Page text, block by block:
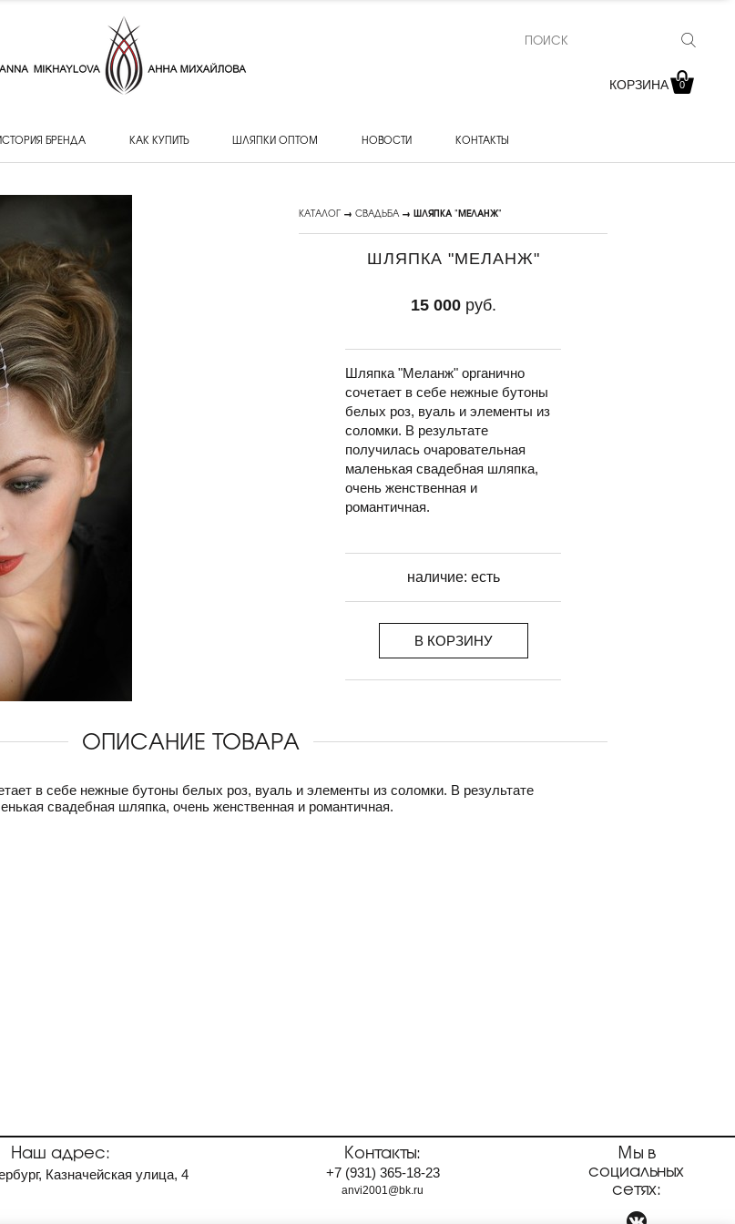
КОРЗИНА 0
БРЕНДА КАК КУПИТЬ ШЛЯПКИ ОПТОМ НОВОСТИ КОНТАКТЫ
КАТАЛОГ →СВАДЬБА → ШЛЯПКА "МЕЛАНЖ"
ШЛЯПКА "МЕЛАНЖ"
Шляпка "Меланж" органично
сочетает в себе нежные бутоны
белых роз, вуаль и элементы из
соломки. В результате
получилась очаровательная
маленькая свадебная шляпка,
очень женственная и
романтичная.
наличие: есть
15 000руб.
В КОРЗИНУ
ОПИСАНИЕ ТОВАРА
в себе нежные бутоны белых роз, вуаль и элементы из соломки. В результате
свадебная шляпка, очень женственная и романтичная.
Наш адрес:
Казначейская улица, 4
Контакты:
+7 (931) 365-18-23
anvi2001@bk.ru
Мы в
социальных
сетях: